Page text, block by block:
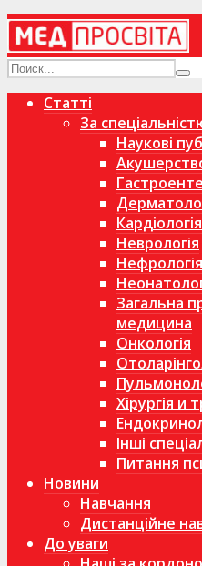
Статті
За
Наукові
Кардіологія
Неврологія
Нефрологія
Загальна
медицина
Онкологія
Хірургія и
Інші
Питання
Новини
Навчання
Дистанційне
До уваги